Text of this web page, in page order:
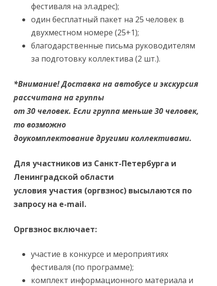
фестиваля на эл.адрес);
один бесплатный пакет на 25 человек в
двухместном номере (25+1);
благодарственные письма руководителям
за подготовку коллектива (2 шт.).
*Внимание! Доставка на автобусе и экскурсия
рассчитана на группы
от 30 человек. Если группа меньше 30 человек,
то возможно
доукомплектование другими коллективами.
Для участников из Санкт-Петербурга и
Ленинградской области
условия участия (оргвзнос) высылаются по
запросу на е-mail.
Оргвзнос включает:
участие в конкурсе и мероприятиях
фестиваля (по программе);
комплект информационного материала и